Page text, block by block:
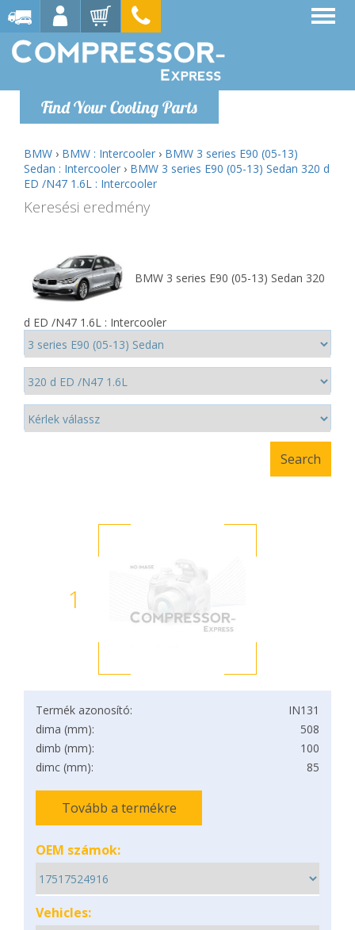
Find Your Cooling Parts
BMW › BMW : Intercooler › BMW 3 series E90 (05-13)
Sedan : Intercooler › BMW 3 series E90 (05-13) Sedan 320 d
ED /N47 1.6L : Intercooler
Keresési eredmény
BMW 3 series E90 (05-13) Sedan 320
d ED /N47 1.6L : Intercooler
1
Termék azonosító:
IN131
dima (mm):
508
dimb (mm):
100
dimc (mm):
85
Tovább a termékre
OEM számok:
Vehicles: